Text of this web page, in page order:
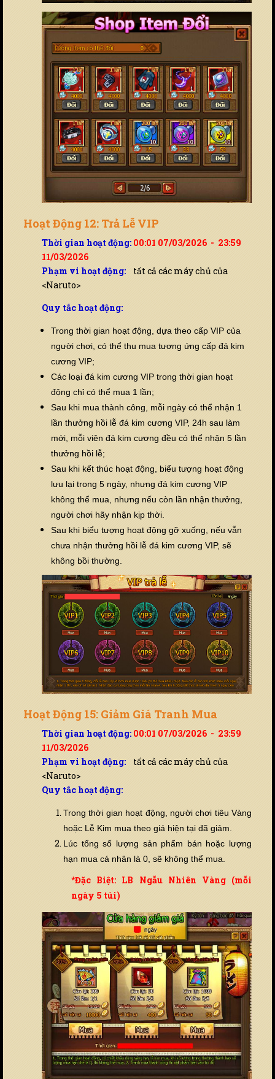
Hoạt Động 12: Trả Lễ VIP
Thời gian hoạt động: 00:01 07/03/2026 - 23:59
11/03/2026
Phạm vi hoạt động: tất cả các máy chủ của
<Naruto>
Quy tắc hoạt động:
Trong thời gian hoạt động, dựa theo cấp VIP của
người chơi, có thể thu mua tương ứng cấp đá kim
cương VIP;
Các loại đá kim cương VIP trong thời gian hoạt
động chỉ có thể mua 1 lần;
Sau khi mua thành công, mỗi ngày có thể nhận 1
lần thưởng hồi lễ đá kim cương VIP, 24h sau làm
mới, mỗi viên đá kim cương đều có thể nhận 5 lần
thưởng hồi lễ;
Sau khi kết thúc hoạt động, biểu tượng hoạt động
lưu lại trong 5 ngày, nhưng đá kim cương VIP
không thể mua, nhưng nếu còn lần nhận thưởng,
người chơi hãy nhận kịp thời.
Sau khi biểu tượng hoạt động gỡ xuống, nếu vẫn
chưa nhận thưởng hồi lễ đá kim cương VIP, sẽ
không bồi thường.
Hoạt Động 15: Giảm Giá Tranh Mua
Thời gian hoạt động: 00:01 07/03/2026 - 23:59
11/03/2026
Phạm vi hoạt động: tất cả các máy chủ của
<Naruto>
Quy tắc hoạt động:
Trong thời gian hoạt động, người chơi tiêu Vàng
hoặc Lễ Kim mua theo giá hiện tại đã giảm.
Lúc tổng số lượng sản phẩm bán hoặc lượng
hạn mua cá nhân là 0, sẽ không thể mua.
*Đặc Biệt: LB Ngẫu Nhiên Vàng (mỗi
ngày 5 túi)